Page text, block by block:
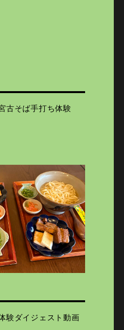
古そば手打ち体験
験ダイジェスト動画